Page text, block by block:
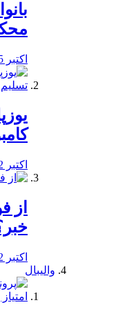
اکتبر 15, 2019
اکتبر 12, 2019
از
اکتبر 12, 2019
والیبال